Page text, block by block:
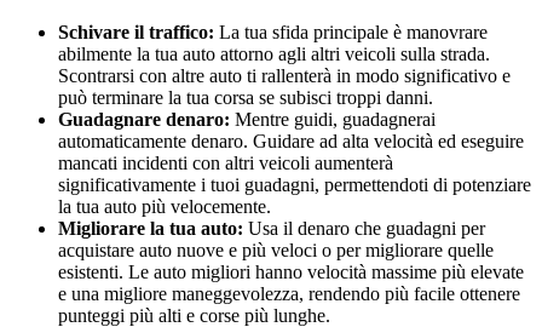
Schivare il traffico: La tua sfida principale è manovrare
abilmente la tua auto attorno agli altri veicoli sulla strada.
Scontrarsi con altre auto ti rallenterà in modo significativo e
può terminare la tua corsa se subisci troppi danni.
Guadagnare denaro: Mentre guidi, guadagnerai
automaticamente denaro. Guidare ad alta velocità ed eseguire
mancati incidenti con altri veicoli aumenterà
significativamente i tuoi guadagni, permettendoti di potenziare
la tua auto più velocemente.
Migliorare la tua auto: Usa il denaro che guadagni per
acquistare auto nuove e più veloci o per migliorare quelle
esistenti. Le auto migliori hanno velocità massime più elevate
e una migliore maneggevolezza, rendendo più facile ottenere
punteggi più alti e corse più lunghe.